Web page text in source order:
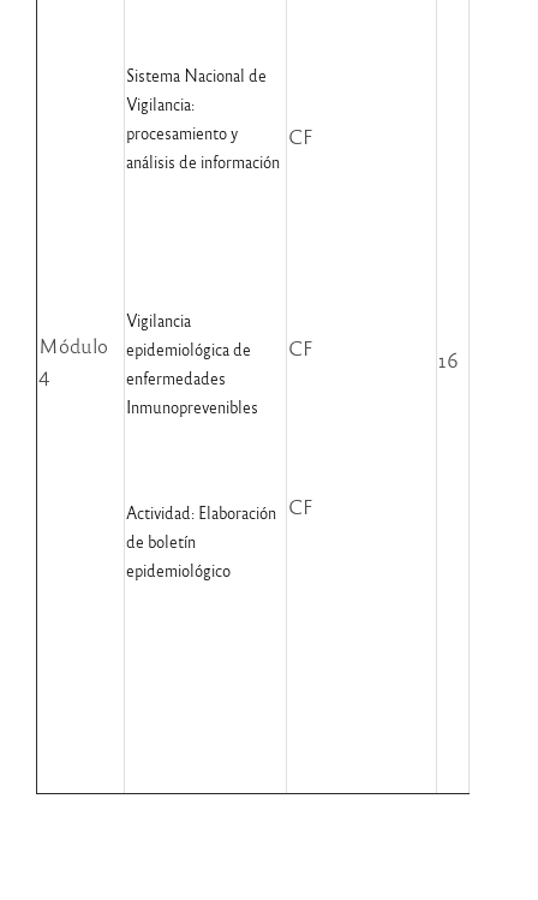
Módulo
4
Sistema Nacional de
Vigilancia:
procesamiento y
análisis de información
Vigilancia
epidemiológica de
enfermedades
Inmunoprevenibles
Actividad: Elaboración
de boletín
epidemiológico
CF
CF
CF
16